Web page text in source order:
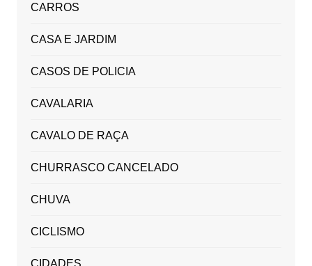
CARROS
CASA E JARDIM
CASOS DE POLICIA
CAVALARIA
CAVALO DE RAÇA
CHURRASCO CANCELADO
CHUVA
CICLISMO
CIDADES